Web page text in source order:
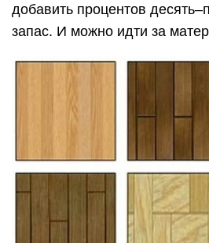
добавить процентов
запас. И можно идти за